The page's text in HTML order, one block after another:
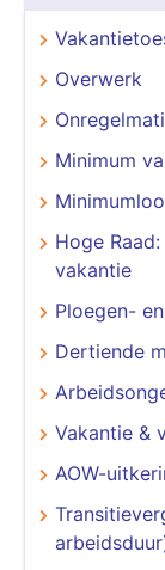
Overwerk
Minimum
Hoge
vakantie
Ploegen-
Dertiende
Vakantie &
AOW-